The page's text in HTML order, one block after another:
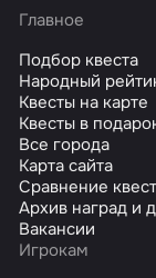
Главное
Подбор квеста
Народный
Квесты на карте
Квесты в
Все города
Карта сайта
Сравнение
Архив наград и
Вакансии
Игрокам